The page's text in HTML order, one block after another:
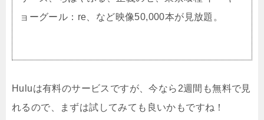
ョーグール：re、など映像50,000本が見放題。
Huluは有料のサービスですが、今なら2週間も無料で見
れるので、まずは試してみても良いかもですね！